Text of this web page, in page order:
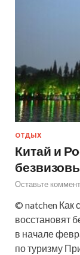
ОТДЫХ
Китай и
Оставьте
© natchen Как
восстановят
в начале
по туризму